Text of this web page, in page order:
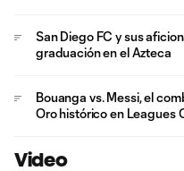
San Diego FC y sus
graduación en el Azteca
Bouanga vs. Messi, el
Oro histórico en Leagues
Video